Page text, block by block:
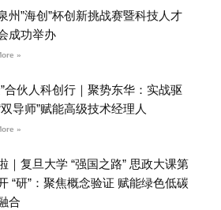
州”海创”杯创新挑战赛暨科技人才
成功举办
»
”合伙人科创行｜聚势东华：实战驱
导师”赋能高级技术经理人
»
｜复旦大学 “强国之路” 思政大课第
“研”：聚焦概念验证 赋能绿色低碳
合